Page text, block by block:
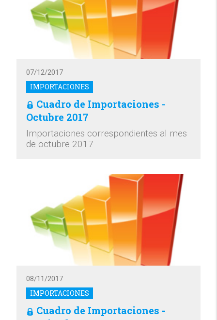
IMPORTACIONES
07/12/2017
Cuadro de Importaciones -
Octubre 2017
Importaciones correspondientes al mes
de octubre 2017
IMPORTACIONES
08/11/2017
Cuadro de Importaciones -